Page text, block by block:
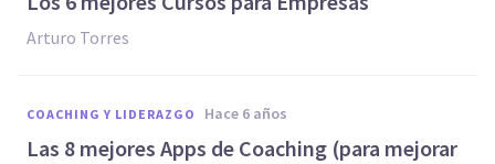
Arturo Torres
COACHING Y LIDERAZGO hace 6 años
Las 8 mejores Apps de Coaching (para mejorar